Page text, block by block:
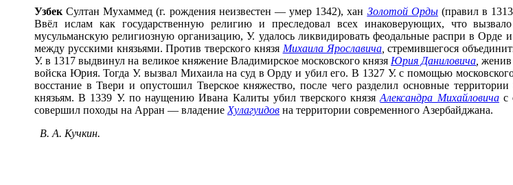
Узбек Султан Мухаммед (г. рождения неизвестен — умер 1342), хан Золотой Орды(правил в
Ввёл ислам как государственную религию и преследовал всех инаковерующих, что
мусульманскую религиозную организацию, У. удалось ликвидировать феодальные распри в Орде
между русскими князьями. Против тверского князя Михаила Ярославича, стремившегося
У. в 1317 выдвинул на великое княжение Владимирское московского князя Юрия Даниловича женив
войска Юрия. Тогда У. вызвал Михаила на суд в Орду и убил его. В 1327 У. с помощью
восстание в Твери и опустошил Тверское княжество, после чего разделил основные
князьям. В 1339 У. по наущению Ивана Калиты убил тверского князяАлександра Михайловичас
совершил походы на Арран — владение Хулагуидов на территории современного Азербайджана.
В. А. Кучкин.